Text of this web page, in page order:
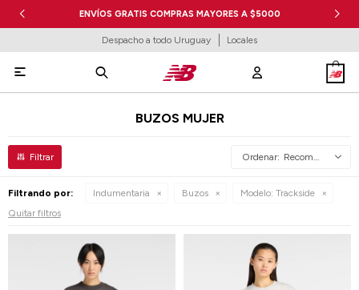
ENVÍOS GRATIS COMPRAS MAYORES A $5000
Despacho a todo Uruguay Locales

BUZOS MUJER
Recomendados
Filtrando por: Indumentaria Buzos Modelo: Trackside
Quitar filtros